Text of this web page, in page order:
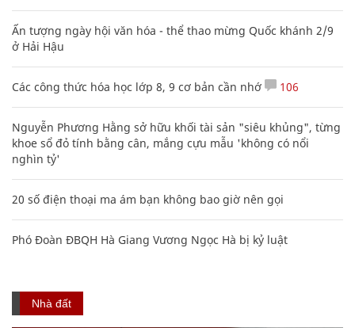
Ấn tượng ngày hội văn hóa - thể thao mừng Quốc khánh 2/9
ở Hải Hậu
Các công thức hóa học lớp 8, 9 cơ bản cần nhớ 106
Nguyễn Phương Hằng sở hữu khối tài sản "siêu khủng", từng
khoe sổ đỏ tính bằng cân, mắng cựu mẫu 'không có nổi
nghìn tỷ'
20 số điện thoại ma ám bạn không bao giờ nên gọi
Phó Đoàn ĐBQH Hà Giang Vương Ngọc Hà bị kỷ luật
Nhà đất